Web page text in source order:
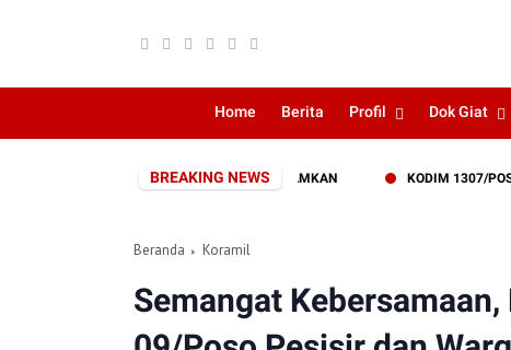
Home Berita Profil Dok Giat
BREAKING NEWS
WARGA BERHASIL DIPADAMKAN KODIM 1307/POSO
Beranda Koramil
Semangat